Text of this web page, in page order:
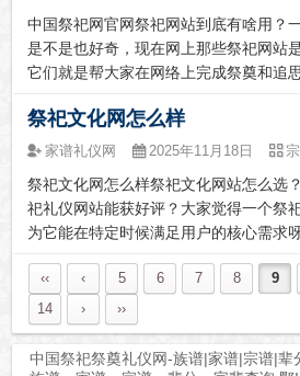
中国祭祀网官网祭祀网站到底有啥用？
是不是也好奇，现在网上那些祭祀网站
它们就是帮大家在网络上完成祭奠和追
上平台就慢慢走进了我们的生活。今天
来龙去脉、能帮我们...
祭祀文化网怎么样
家谱礼仪网 2025年11月18日
祭祀文化网怎么样祭祀文化网站怎么选
祀礼仪网站能获好评？大家觉得一个祭
为它能在特定时候满足用户的核心需求
确：一个好的祭祀网站，那得引经据典
中元、先祖忌日这些...
‹‹ ‹ 5 6 7 8 9
14
› ››
中国祭祀祭奠礼仪网-族谱|家谱|宗谱|辈